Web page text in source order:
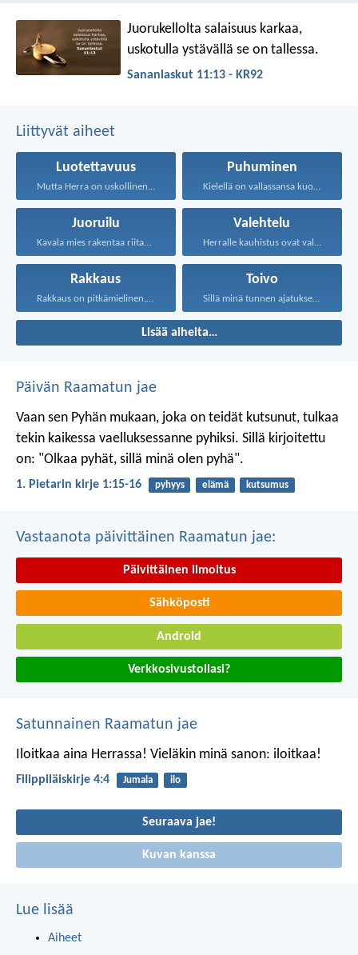
Juorukellolta salaisuus karkaa,
uskotulla ystävällä se on tallessa.
Sananlaskut 11:13 - KR92
Liittyvät aiheet
Luotettavuus
Mutta Herra on uskollinen...
Puhuminen
Kielellä on vallassansa kuolema...
Juoruilu
Kavala mies rakentaa riitaa...
Valehtelu
Herralle kauhistus ovat valheelliset...
Rakkaus
Rakkaus on pitkämielinen, rakkaus...
Toivo
Sillä minä tunnen ajatukseni...
Lisää aiheita…
Päivän Raamatun jae
Vaan sen Pyhän mukaan, joka on teidät kutsunut, tulkaa
tekin kaikessa vaelluksessanne pyhiksi. Sillä kirjoitettu
on: "Olkaa pyhät, sillä minä olen pyhä".
1. Pietarin kirje 1:15-16 pyhyys elämä kutsumus
Vastaanota päivittäinen Raamatun jae:
Päivittäinen ilmoitus
Sähköposti
Android
Verkkosivustollasi?
Satunnainen Raamatun jae
Iloitkaa aina Herrassa! Vieläkin minä sanon: iloitkaa!
Filippiläiskirje 4:4 Jumala ilo
Seuraava jae!
Kuvan kanssa
Lue lisää
Aiheet